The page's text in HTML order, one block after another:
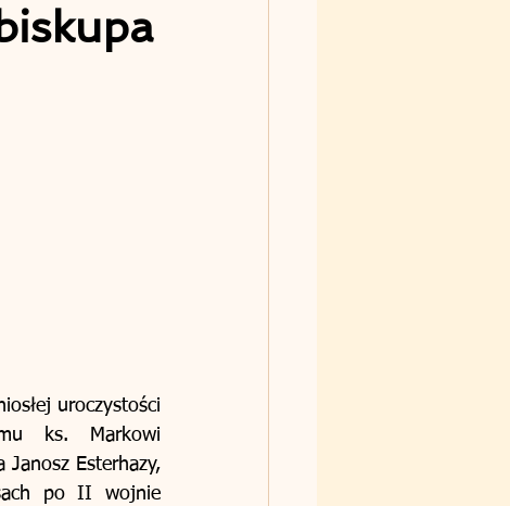
uroczystości
ks. Markowi
Janosz Esterhazy,
po II wojnie